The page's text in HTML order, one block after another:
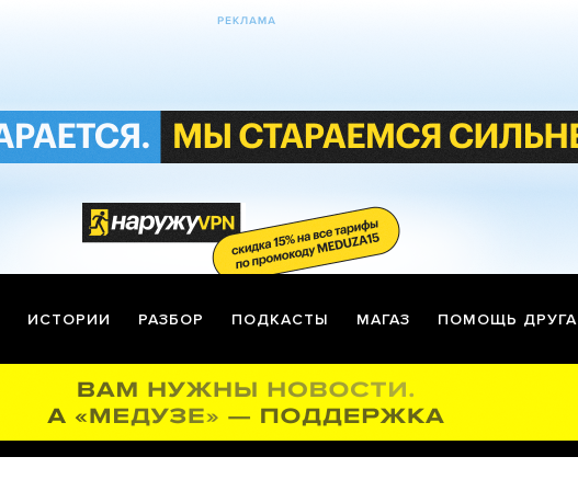
ИСТОРИИ РАЗБОР ПОДКАСТЫ МАГАЗ ПОМОЩЬ ДРУГА